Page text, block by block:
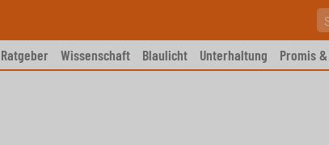
Ratgeber Wissenschaft Blaulicht Unterhaltung Promis